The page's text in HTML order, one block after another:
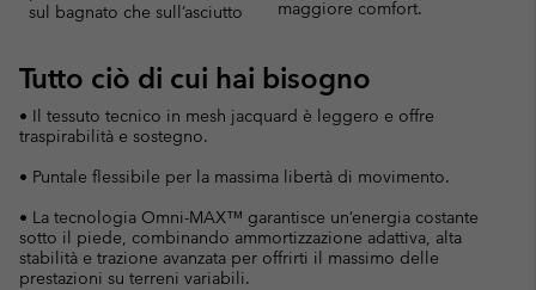
sul bagnato che sull’asciutto
maggiore comfort.
Tutto ciò di cui hai bisogno
• Il tessuto tecnico in mesh jacquard è leggero e offre
traspirabilità e sostegno.
• Puntale flessibile per la massima libertà di movimento.
• La tecnologia Omni-MAX™ garantisce un’energia costante
sotto il piede, combinando ammortizzazione adattiva, alta
stabilità e trazione avanzata per offrirti il massimo delle
prestazioni su terreni variabili.